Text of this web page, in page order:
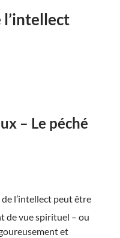
– Le péché
l’intellect peut être
de vue spirituel – ou
et